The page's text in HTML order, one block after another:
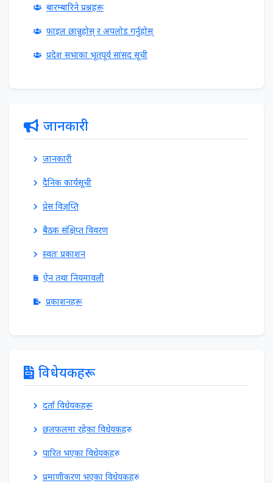
बारम्बारिने प्रश्नहरू
फाइल छान्नुहोस् र अपलोड गर्नुहोस्
प्रदेश सभाका भूतपूर्व सांसद सूची
जानकारी
जानकारी
दैनिक कार्यसूची
प्रेस विज्ञप्ति
बैठक संक्षिप्त विवरण
स्वतः प्रकाशन
ऐन तथा नियमावली
प्रकाशनहरू
विधेयकहरू
दर्ता विधेयकहरू
छलफलमा रहेका विधेयकहरु
पारित भएका विधेयकहरु
प्रमाणीकरण भएका विधेयकहरु